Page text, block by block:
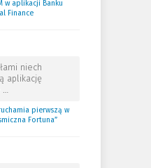
w aplikacji Banku
Finance
niech
aplikację
…
pierwszą w
Fortuna”